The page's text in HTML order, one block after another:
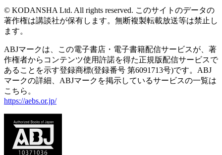
© KODANSHA Ltd. All rights reserved. このサイトのデータの
著作権は講談社が保有します。無断複製転載放送等は禁止し
ます。
ABJマークは、この電子書店・電子書籍配信サービスが、著
作権者からコンテンツ使用許諾を得た正規版配信サービスで
あることを示す登録商標(登録番号 第6091713号)です。ABJ
マークの詳細、ABJマークを掲示しているサービスの一覧は
こちら。
https://aebs.or.jp/